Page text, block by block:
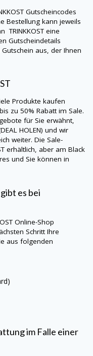
Gutscheincodes
Bestellung kann jeweils
TRINKKOST eine
Gutscheindetails
aus, der Ihnen
Produkte kaufen
zu 50% Rabatt im Sale.
für Sie erwähnt,
HOLEN) und wir
weiter. Die Sale-
erhältlich, aber am Black
und Sie können in
es bei
Online-Shop
Schritt Ihre
aus folgenden
im Falle einer